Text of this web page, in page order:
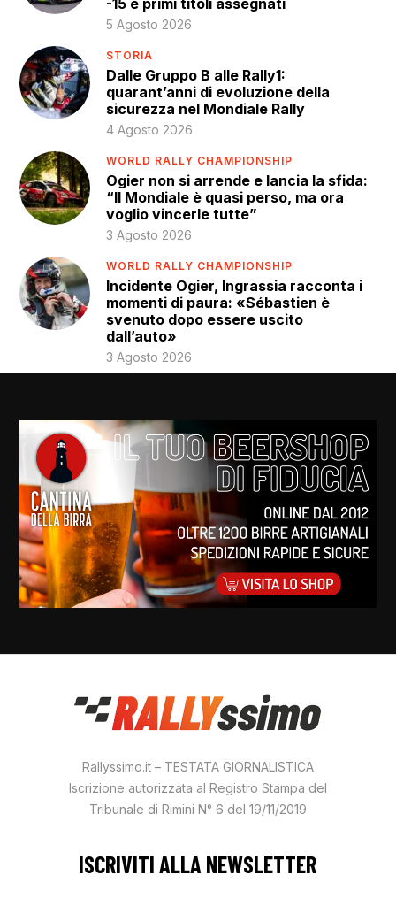
-15 e primi titoli assegnati
5 Agosto 2026
STORIA
Dalle Gruppo B alle Rally1:
quarant’anni di evoluzione della
sicurezza nel Mondiale Rally
4 Agosto 2026
WORLD RALLY CHAMPIONSHIP
Ogier non si arrende e lancia la sfida:
“Il Mondiale è quasi perso, ma ora
voglio vincerle tutte”
3 Agosto 2026
WORLD RALLY CHAMPIONSHIP
Incidente Ogier, Ingrassia racconta i
momenti di paura: «Sébastien è
svenuto dopo essere uscito
dall’auto»
3 Agosto 2026
Rallyssimo.it – TESTATA GIORNALISTICA
Iscrizione autorizzata al Registro Stampa del
Tribunale di Rimini N° 6 del 19/11/2019
ISCRIVITI ALLA NEWSLETTER